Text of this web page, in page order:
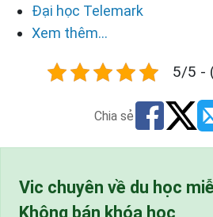
Đại học Telemark
Xem thêm...
5/5 -
Chia sẻ
Vic chuyên về du học
Không bán khóa học